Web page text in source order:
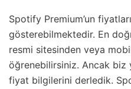
Spotify Premium’un
gösterebilmektedir. En
resmi sitesinden veya
öğrenebilirsiniz. Ancak biz
fiyat bilgilerini derledik.